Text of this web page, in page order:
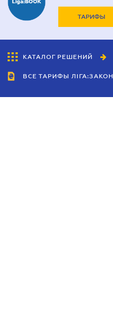
ТАРИФЫ
КАТАЛОГ РЕШЕНИЙ
ВСЕ ТАРИФЫ ЛІГА:ЗАКОН